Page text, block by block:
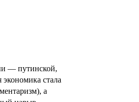
— путинской,
стала
а